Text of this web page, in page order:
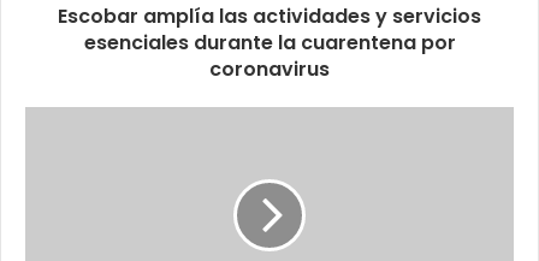
Escobar amplía las actividades y servicios
esenciales durante la cuarentena por
coronavirus